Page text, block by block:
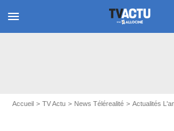
menu
Accueil TV Actu News Télérealité Actualités